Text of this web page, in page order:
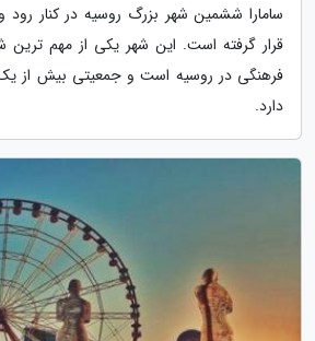
سامارا ششمین شهر بزرگ روسیه در کنار رود
قرار گرفته است. این شهر یکی از مهم ترین
دارد.